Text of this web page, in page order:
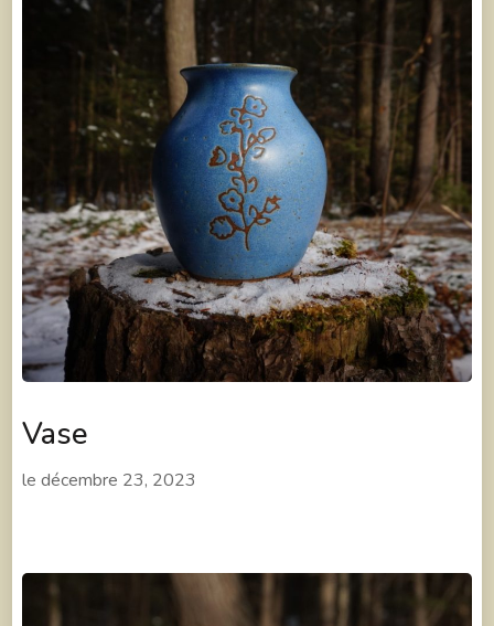
Vase
le décembre 23, 2023